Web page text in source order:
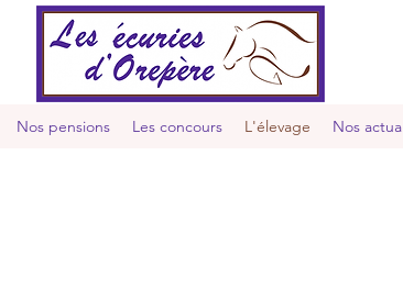
Nos pensions Les concours L'élevage Nos